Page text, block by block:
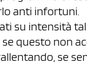
anti infortuni.
su intensità
questo non
se